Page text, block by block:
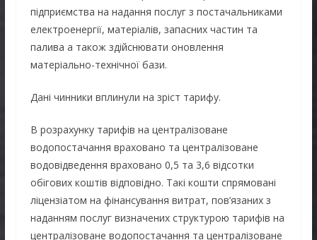
підприємства на надання послуг з постачальниками
електроенергії, матеріалів, запасних частин та
палива а також здійснювати оновлення
матеріально-технічної бази.
Дані чинники вплинули на зріст тарифу.
В розрахунку тарифів на централізоване
водопостачання враховано та централізоване
водовідведення враховано 0,5 та 3,6 відсотки
обігових коштів відповідно. Такі кошти спрямовані
ліцензіатом на фінансування витрат, пов’язаних з
наданням послуг визначених структурою тарифів на
централізоване водопостачання та централізоване